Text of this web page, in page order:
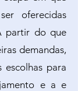
oferecidas
partir do que
demandas,
escolhas para
e a e